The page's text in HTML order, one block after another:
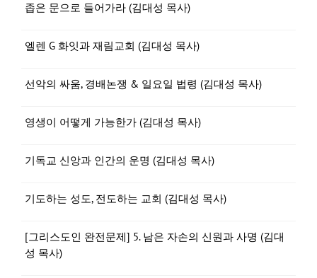
좁은 문으로 들어가라 (김대성 목사)
엘렌 G 화잇과 재림교회 (김대성 목사)
선악의 싸움, 경배논쟁 & 일요일 법령 (김대성 목사)
영생이 어떻게 가능한가 (김대성 목사)
기독교 신앙과 인간의 운명 (김대성 목사)
기도하는 성도, 전도하는 교회 (김대성 목사)
[그리스도인 완전문제] 5. 남은 자손의 신원과 사명 (김대
성 목사)